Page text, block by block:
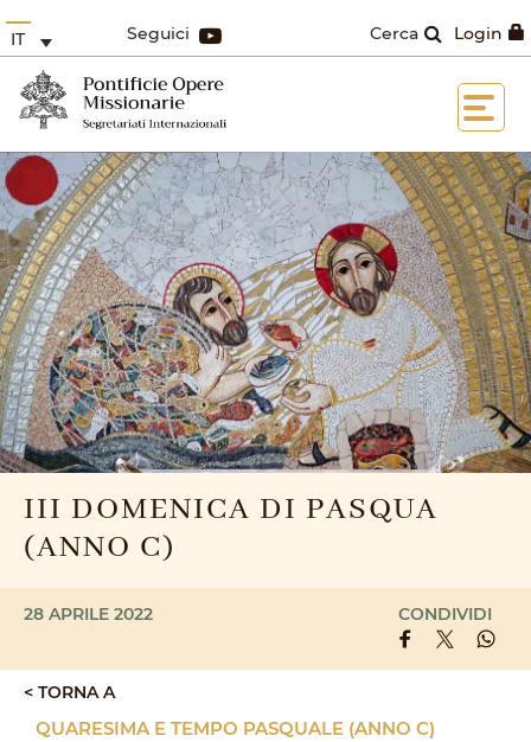
Login
Cerca
Seguici
IT
III DOMENICA DI PASQUA
(ANNO C)
28 APRILE 2022 CONDIVIDI
< TORNA A
QUARESIMA E TEMPO PASQUALE (ANNO C)